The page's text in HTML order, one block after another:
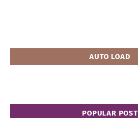
AUTO LOAD
POPULAR POST